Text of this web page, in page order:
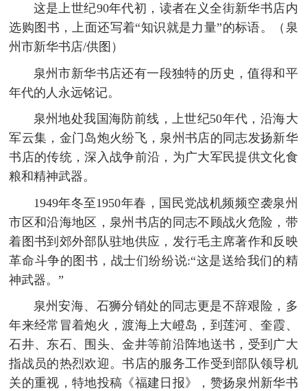
这是上世纪90年代初，读者在义全街新华书店内
选购图书，上面还写着“知识就是力量”的标语。（泉
州市新华书店/供图）
泉州市新华书店还有一段独特的历史，值得和平
年代的人永远铭记。
泉州地处我国海防前线，上世纪50年代，沿海大
军云集，金门岛炮火纷飞，泉州书店的同志发扬新华
书店的传统，深入战争前沿，为广大军民提供文化食
粮和精神武器。
1949年冬至1950年春，国民党战机频频空袭泉州
市区和沿海地区，泉州书店的同志不顾战火危险，带
着图书到郊外部队驻地供应，发行毛主席著作和反映
革命斗争的图书，战士们纷纷说:“这是送给我们的精
神武器。”
泉州安海、石狮分销处的同志更是不辞艰险，多
年来经常冒着炮火，渡海上大嶝岛，到莲河、奎霞、
石井、东石、围头、金井等前沿阵地送书，受到广大
指战员的热烈欢迎。书店的服务工作受到部队领导机
关的重视，特地投稿《福建日报》，赞扬泉州新华书